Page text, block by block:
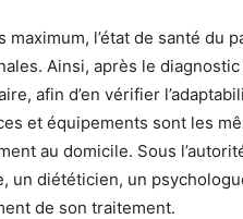
maximum, l’état de santé
Ainsi, après le
afin d’en vérifier
et équipements sont les
au domicile. Sous
diététicien, un
de son traitement.